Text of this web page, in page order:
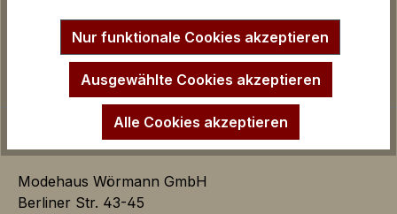
Impressum
Startseite
Modehaus Wörmann GmbH
Berliner Str. 43-45
Google AdSense:
Das Cookie wird von Google
AdSense für Förderung der
Werbungseffizienz auf der
Webseite verwendet.
Nur funktionale Cookies akzeptieren
Ausgewählte Cookies akzeptieren
Alle Cookies akzeptieren